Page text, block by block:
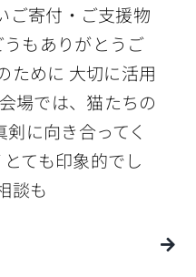
ご寄付・ご支援物
もありがとうご
ために 大切に活用
では、猫たちの
に向き合ってく
ても印象的でし
談も